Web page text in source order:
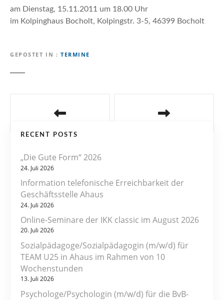
am Dienstag, 15.11.2011 um 18.00 Uhr
im Kolpinghaus Bocholt, Kolpingstr. 3-5, 46399 Bocholt
GEPOSTET IN TERMINE
RECENT POSTS
„Die Gute Form“ 2026
24. Juli 2026
Information telefonische Erreichbarkeit der
Geschäftsstelle Ahaus
24. Juli 2026
Online-Seminare der IKK classic im August 2026
20. Juli 2026
Sozialpädagoge/Sozialpädagogin (m/w/d) für
TEAM U25 in Ahaus im Rahmen von 10
Wochenstunden
13. Juli 2026
Psychologe/Psychologin (m/w/d) für die BvB-